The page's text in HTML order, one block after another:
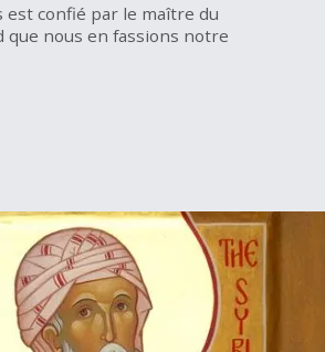
est confié par le maître du
que nous en fassions notre